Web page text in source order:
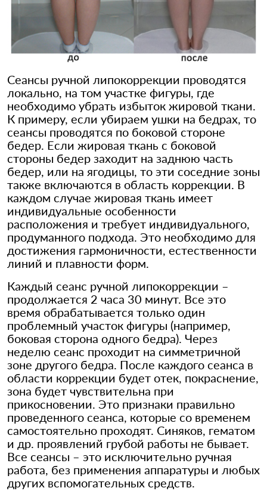
Сеансы ручной липокоррекции проводятся
локально, на том участке фигуры, где
необходимо убрать избыток жировой ткани.
К примеру, если убираем ушки на бедрах, то
сеансы проводятся по боковой стороне
бедер. Если жировая ткань с боковой
стороны бедер заходит на заднюю часть
бедер, или на ягодицы, то эти соседние зоны
также включаются в область коррекции. В
каждом случае жировая ткань имеет
индивидуальные особенности
расположения и требует индивидуального,
продуманного подхода. Это необходимо для
достижения гармоничности, естественности
линий и плавности форм.
Каждый сеанс ручной липокоррекции –
продолжается 2 часа 30 минут. Все это
время обрабатывается только один
проблемный участок фигуры (например,
боковая сторона одного бедра). Через
неделю сеанс проходит на симметричной
зоне другого бедра. После каждого сеанса в
области коррекции будет отек, покраснение,
зона будет чувствительна при
прикосновении. Это признаки правильно
проведенного сеанса, которые со временем
самостоятельно проходят. Синяков, гематом
и др. проявлений грубой работы не бывает.
Все сеансы – это исключительно ручная
работа, без применения аппаратуры и любых
других вспомогательных средств.